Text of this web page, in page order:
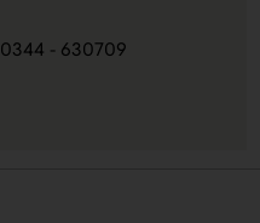
0344 - 630709